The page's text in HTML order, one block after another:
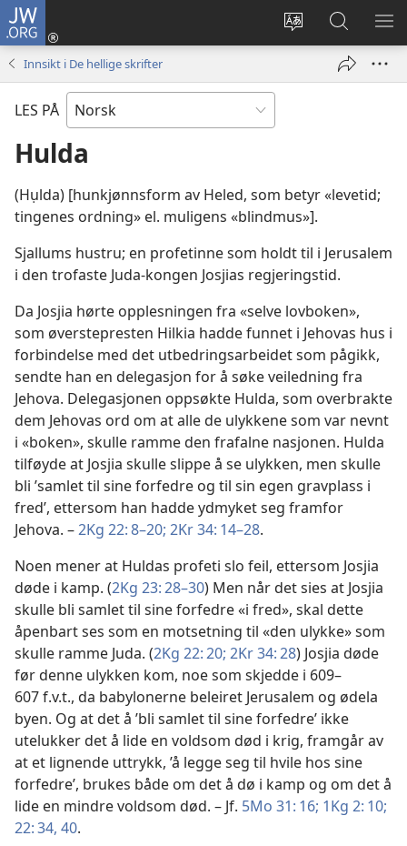
JW.ORG
Endre
Logg
inn
vindu)
Søk
på
JW.ORG
VIS
Innsikt i De hellige skrifter
LES PÅ
Hulda
(Hụlda) [hunkjønnsform av Heled, som betyr «levetid;
tingenes ordning» el. muligens «blindmus»].
Sjallums hustru; en profetinne som holdt til i Jerusalem
i den trofaste Juda-kongen Josjias regjeringstid.
Da Josjia hørte opplesningen fra «selve lovboken»,
som øverstepresten Hilkia hadde funnet i Jehovas hus i
forbindelse med det utbedringsarbeidet som pågikk,
sendte han en delegasjon for å søke veiledning fra
Jehova. Delegasjonen oppsøkte Hulda, som overbrakte
dem Jehovas ord om at alle de ulykkene som var nevnt
i «boken», skulle ramme den frafalne nasjonen. Hulda
tilføyde at Josjia skulle slippe å se ulykken, men skulle
bli ’samlet til sine forfedre og til sin egen gravplass i
fred’, ettersom han hadde ydmyket seg framfor
Jehova. –2Kg 22: 8–20; 2Kr 34: 14–28.
Noen mener at Huldas profeti slo feil, ettersom Josjia
døde i kamp. (2Kg 23: 28–30) Men når det sies at Josjia
skulle bli samlet til sine forfedre «i fred», skal dette
åpenbart ses som en motsetning til «den ulykke» som
skulle ramme Juda. (2Kg 22: 20; 2Kr 34: 28) Josjia døde
før denne ulykken kom, noe som skjedde i 609–
607 f.v.t., da babylonerne beleiret Jerusalem og ødela
byen. Og at det å ’bli samlet til sine forfedre’ ikke
utelukker det å lide en voldsom død i krig, framgår av
at et lignende uttrykk, ’å legge seg til hvile hos sine
forfedre’, brukes både om det å dø i kamp og om det å
lide en mindre voldsom død. – Jf. 5Mo 31: 16; 1Kg 2: 10;
22: 34, 40.